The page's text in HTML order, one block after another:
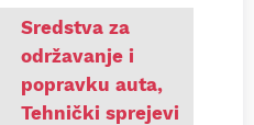
Sredstva za
održavanje i
popravku auta,
Tehnički sprejevi